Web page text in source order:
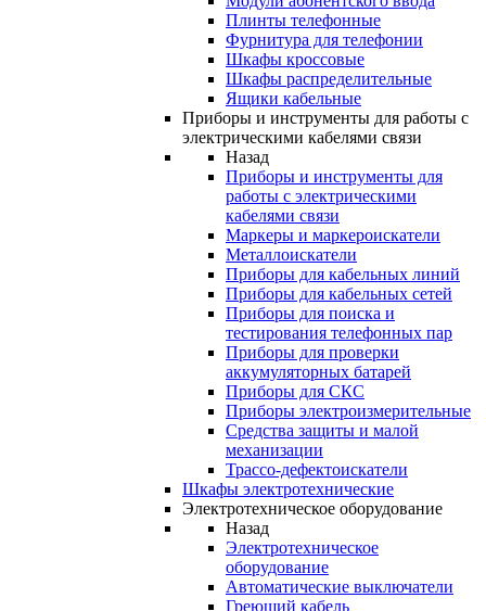
Плинты телефонные
Фурнитура для телефонии
Шкафы кроссовые
Шкафы распределительные
Ящики кабельные
Приборы и инструменты для работы с
электрическими кабелями связи
Назад
Приборы и инструменты для
работы с электрическими
кабелями связи
Маркеры и маркероискатели
Металлоискатели
Приборы для кабельных линий
Приборы для кабельных сетей
Приборы для поиска и
тестирования телефонных пар
Приборы для проверки
аккумуляторных батарей
Приборы для СКС
Приборы электроизмерительные
Средства защиты и малой
механизации
Трассо-дефектоискатели
Шкафы электротехнические
Электротехническое оборудование
Назад
Электротехническое
оборудование
Автоматические выключатели
Греющий кабель